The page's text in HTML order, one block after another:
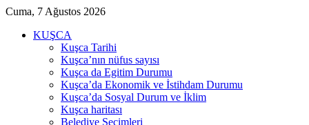
Cuma, 7 Ağustos 2026
KUŞCA
Kuşca Tarihi
Kuşca’nın nüfus sayısı
Kuşca da Egitim Durumu
Kuşca’da Ekonomik ve İstihdam Durumu
Kuşca’da Sosyal Durum ve İklim
Kuşca haritası
Belediye Seçimleri